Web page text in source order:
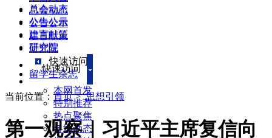
总会动态
公告公示
建言献策
研究院
快速访问
本网首发
特别推荐
热点聚焦
各地动态
总会动态
公告公示
建言献策
研究院
快速访问
留学生杂志
当前位置： 首页>思想引领
第一观察｜习近平主席复信向